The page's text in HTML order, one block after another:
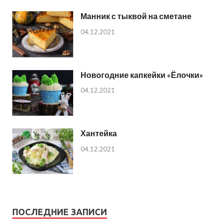
Манник с тыквой на сметане
04.12.2021
Новогодние капкейки «Ёлочки»
04.12.2021
Хантейка
04.12.2021
ПОСЛЕДНИЕ ЗАПИСИ